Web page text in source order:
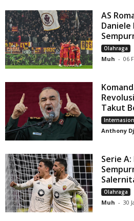
AS
Daniele
Olahraga
Muh - 06
Takut
Anthony
Serie A:
Olahraga
Muh - 30